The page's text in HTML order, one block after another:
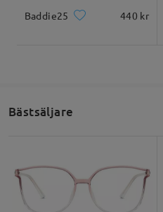
Baddie25 440 kr
Bästsäljare